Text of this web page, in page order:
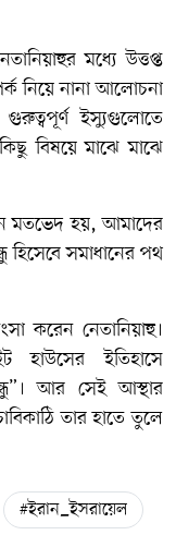
মধ্যে উত্তপ্ত
নিয়ে নানা আলোচনা
ইস্যুগুলোতে
বিষয়ে মাঝে মাঝে
মতভেদ হয়, আমাদের
সমাধানের পথ
করেন নেতানিয়াহু।
হাউসের ইতিহাসে
আর সেই আস্থার
তার হাতে তুলে
#ইরান_ইসরায়েল